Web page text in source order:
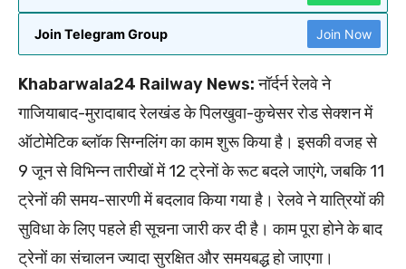
Join Telegram Group Join Now
Khabarwala24 Railway News:नॉर्दर्न रेलवे ने
गाजियाबाद-मुरादाबाद रेलखंड के पिलखुवा-कुचेसर रोड सेक्शन में
ऑटोमेटिक ब्लॉक सिग्नलिंग का काम शुरू किया है। इसकी वजह से
9 जून से विभिन्न तारीखों में 12 ट्रेनों के रूट बदले जाएंगे, जबकि 11
ट्रेनों की समय-सारणी में बदलाव किया गया है। रेलवे ने यात्रियों की
सुविधा के लिए पहले ही सूचना जारी कर दी है। काम पूरा होने के बाद
ट्रेनों का संचालन ज्यादा सुरक्षित और समयबद्ध हो जाएगा।